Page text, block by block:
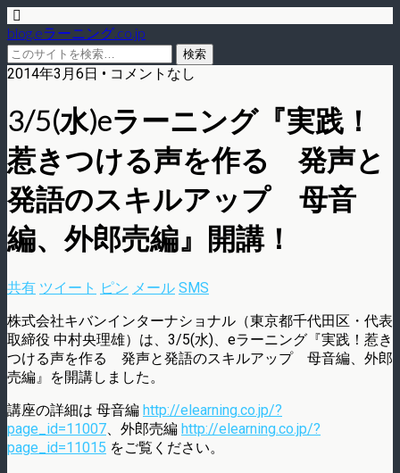
blog.eラーニング.co.jp
2014年3月6日 • コメントなし
3/5(水)eラーニング『実践！
惹きつける声を作る 発声と
発語のスキルアップ 母音
編、外郎売編』開講！
共有 ツイート ピン メール SMS
株式会社キバンインターナショナル（東京都千代田区・代表
取締役 中村央理雄）は、3/5(水)、eラーニング『実践！惹き
つける声を作る 発声と発語のスキルアップ 母音編、外郎
売編』を開講しました。
講座の詳細は 母音編 http://elearning.co.jp/?
page_id=11007、外郎売編 http://elearning.co.jp/?
page_id=11015 をご覧ください。